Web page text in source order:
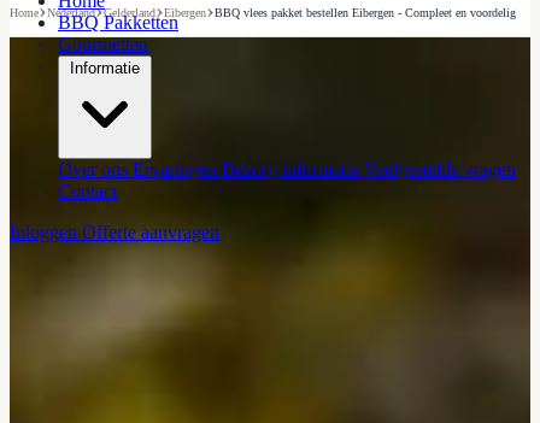
BBQ Pakketten
Gourmetten
Informatie
Over ons Ervaringen Bezorg informatie Veelgestelde vragen
Contact
Inloggen Offerte aanvragen
Home›Nederland›Gelderland›Eibergen›BBQ vlees pakket bestellen Eibergen - Compleet en voordelig